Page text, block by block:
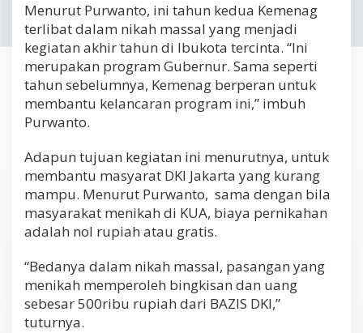
Menurut Purwanto, ini tahun kedua Kemenag
terlibat dalam nikah massal yang menjadi
kegiatan akhir tahun di Ibukota tercinta. “Ini
merupakan program Gubernur. Sama seperti
tahun sebelumnya, Kemenag berperan untuk
membantu kelancaran program ini,” imbuh
Purwanto.
Adapun tujuan kegiatan ini menurutnya, untuk
membantu masyarat DKI Jakarta yang kurang
mampu. Menurut Purwanto, sama dengan bila
masyarakat menikah di KUA, biaya pernikahan
adalah nol rupiah atau gratis.
“Bedanya dalam nikah massal, pasangan yang
menikah memperoleh bingkisan dan uang
sebesar 500ribu rupiah dari BAZIS DKI,”
tuturnya.